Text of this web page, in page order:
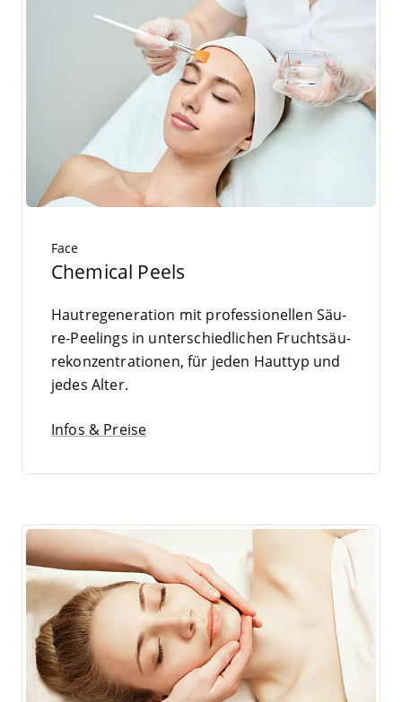
Face
Chemical Peels
Haut­re­ge­ne­ra­ti­on mit pro­fes­sio­nel­len Säu­­
re-Pee­­lings in unter­schied­li­chen Frucht­säu­
re­kon­zen­tra­tio­nen, für jeden Haut­typ und
jedes Alter.
Infos & Preise